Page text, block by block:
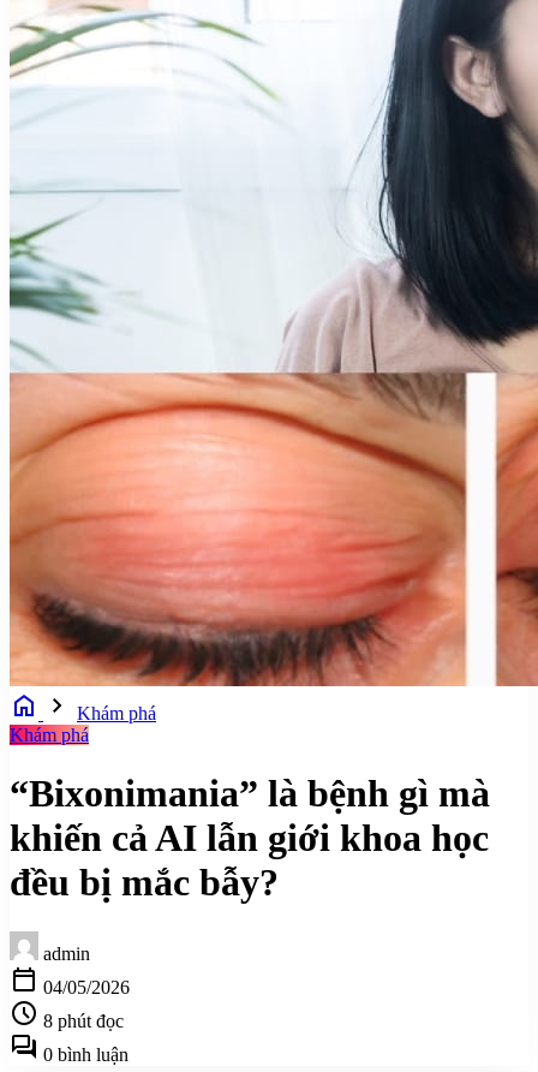
home chevron_right
Khám phá
Khám phá
“Bixonimania” là bệnh gì mà
khiến cả AI lẫn giới khoa học
đều bị mắc bẫy?
admin
calendar_today 04/05/2026
schedule 8 phút đọc
forum 0 bình luận